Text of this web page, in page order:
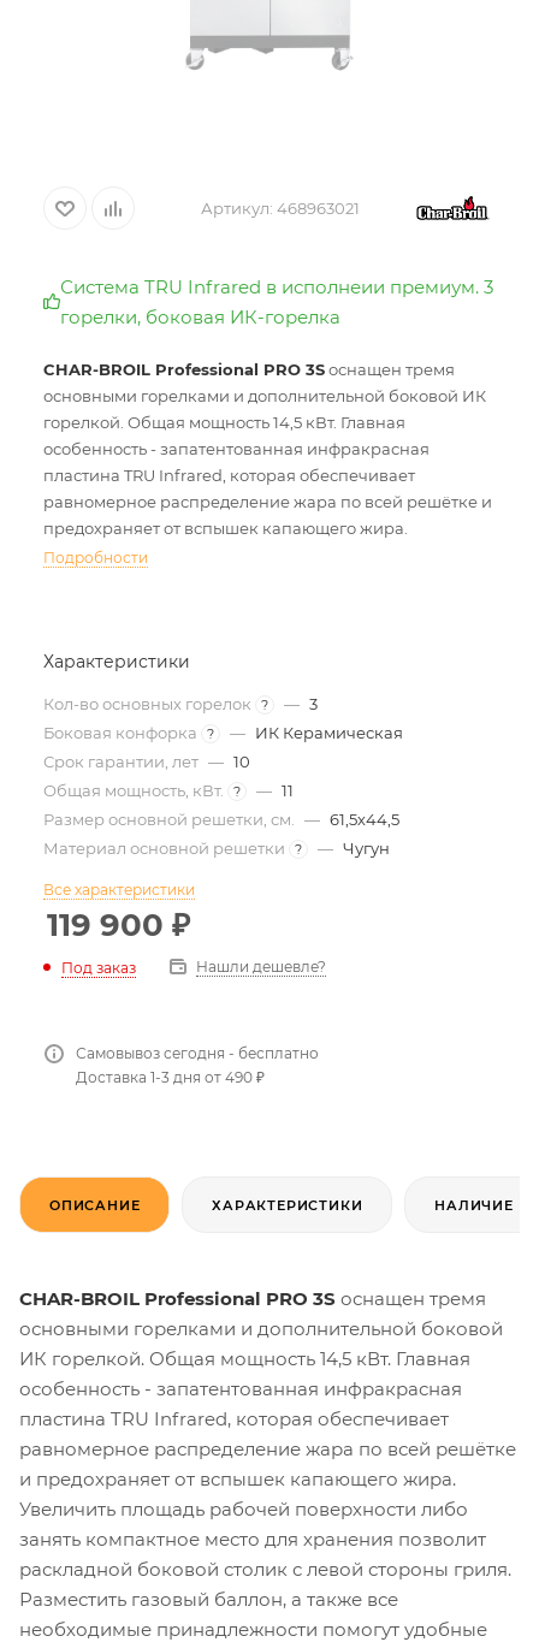
Артикул: 468963021
Система TRU Infrared в исполнеии премиум. 3
горелки, боковая ИК-горелка
CHAR-BROIL Professional PRO 3Sоснащен тремя
основными горелками и дополнительной боковой ИК
горелкой. Общая мощность 14,5 кВт. Главная
особенность - запатентованная инфракрасная
пластина TRU Infrared, которая обеспечивает
равномерное распределение жара по всей решётке и
предохраняет от вспышек капающего жира.
Подробности
Характеристики
Кол-во основных горелок ? — 3
Боковая конфорка
? — ИК Керамическая
Срок гарантии, лет — 10
Общая мощность, кВт.
? — 11
Размер основной решетки, см.
— 61,5х44,5
Материал основной решетки
? — Чугун
Все характеристики
119 900 ₽
Под заказ Нашли дешевле?
Самовывоз сегодня - бесплатно
Доставка 1-3 дня от 490 ₽
ОПИСАНИЕ ХАРАКТЕРИСТИКИ НАЛИЧИЕ
CHAR-BROIL Professional PRO 3S оснащен тремя
основными горелками и дополнительной боковой
ИК горелкой. Общая мощность 14,5 кВт. Главная
особенность - запатентованная инфракрасная
пластина TRU Infrared, которая обеспечивает
равномерное распределение жара по всей решётке
и предохраняет от вспышек капающего жира.
Увеличить площадь рабочей поверхности либо
занять компактное место для хранения позволит
раскладной боковой столик с левой стороны гриля.
Разместить газовый баллон, а также все
необходимые принадлежности помогут удобные